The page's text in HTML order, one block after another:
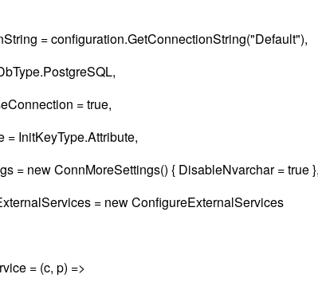
= configuration.GetConnectionString("Default"),
= true,
ConnMoreSettings() { DisableNvarchar = true },
= new ConfigureExternalServices
(c, p) =>